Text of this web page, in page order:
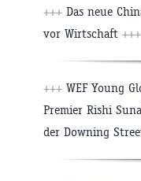
+++ Das neue
vor Wirtschaft +++
+++ WEF Young
Premier Rishi
der Downing